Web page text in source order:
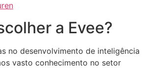
a Evee?
no desenvolvimento de inteligência
vasto conhecimento no setor